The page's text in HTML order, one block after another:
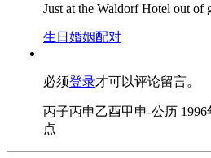
Just at the Waldorf Hotel out of
生日婚姻配对
必须登录才可以评论留言。
丙子丙申乙酉甲申-公历 1996
点